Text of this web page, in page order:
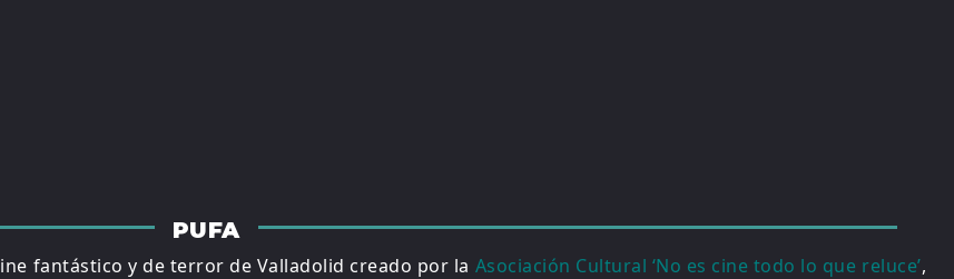
PUFA
fantástico y de terror de Valladolid creado por la Asociación Cultural ‘No es cine todo lo que reluce’,